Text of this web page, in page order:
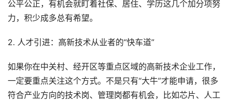
公平公正，有机会就盯着社保、居住、学历这几个加分项努
力，积少成多总有希望。
2. 人才引进：高新技术从业者的“快车道”
如果你在中关村、经开区等重点区域的高新技术企业工作，
一定要重点关注这个方式。不是只有“大牛”才能申请，很多
符合产业方向的技术岗、管理岗都有机会，比如芯片、人工